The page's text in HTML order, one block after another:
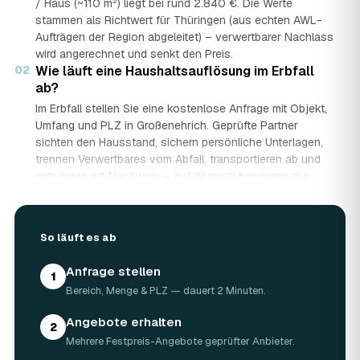
/ Haus (~110 m²) liegt bei rund 2.840 €. Die Werte
stammen als Richtwert für Thüringen (aus echten AWL-
Aufträgen der Region abgeleitet) – verwertbarer Nachlass
wird angerechnet und senkt den Preis.
02 Wie läuft eine Haushaltsauflösung im Erbfall
ab?
Im Erbfall stellen Sie eine kostenlose Anfrage mit Objekt,
Umfang und PLZ in Großenehrich. Geprüfte Partner
sichten den Hausstand, sichern persönliche Unterlagen,
trennen Verwertbares vom Abfall, transportieren ab und
entsorgen mit Nachweis – auf Wunsch besenrein zur
entscheiden in Ruhe, gerade wenn mehrere Erben beteiligt
Werden Wertgegenstände und Antiquitäten
angerechnet?
Ja. Antiquitäten, Möbel, Schmuck und ganze Sammlungen
aus dem Nachlass werden fachkundig begutachtet und
auf den Preis angerechnet. Bei wertvollem Hausstand
kann die Haushaltsauflösung in Großenehrich dadurch
nahezu kostenneutral werden – in Einzelfällen bis hin zu
So läuft es ab
1 Anfrage stellen
Bereich, Menge & PLZ — dauert 2 Minuten.
2 Angebote erhalten
Mehrere Festpreis-Angebote geprüfter Anbieter.